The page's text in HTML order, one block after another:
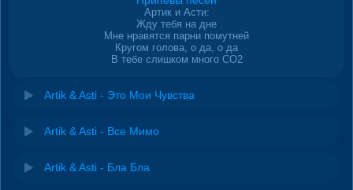
Артик и Асти:
Жду тебя на дне
Мне нравятся парни помутней
Кругом голова, о да, о да
В тебе слишком много CO2
Artik & Asti - Это Мои Чувства
Artik & Asti - Все Мимо
Artik & Asti - Бла Бла